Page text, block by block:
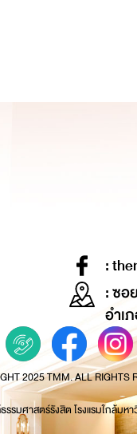
:
: ซอ
อำเ
2025 TMM. ALL RIGHTS
รมศาสตร์รังสิต โรงแรมใกล้มห